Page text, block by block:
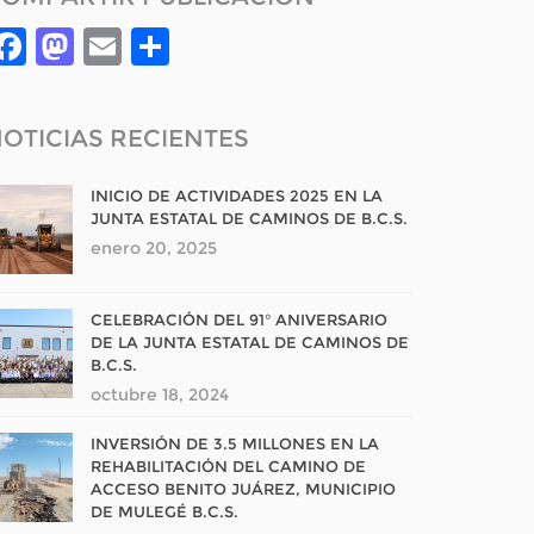
Facebook
Mastodon
Email
RECIENTES
INICIO DE ACTIVIDADES 2025 EN LA
JUNTA ESTATAL DE CAMINOS DE B.C.S.
enero 20, 2025
CELEBRACIÓN DEL 91° ANIVERSARIO
DE LA JUNTA ESTATAL DE CAMINOS DE
B.C.S.
octubre 18, 2024
INVERSIÓN DE 3.5 MILLONES EN LA
REHABILITACIÓN DEL CAMINO DE
ACCESO BENITO JUÁREZ, MUNICIPIO
DE MULEGÉ B.C.S.